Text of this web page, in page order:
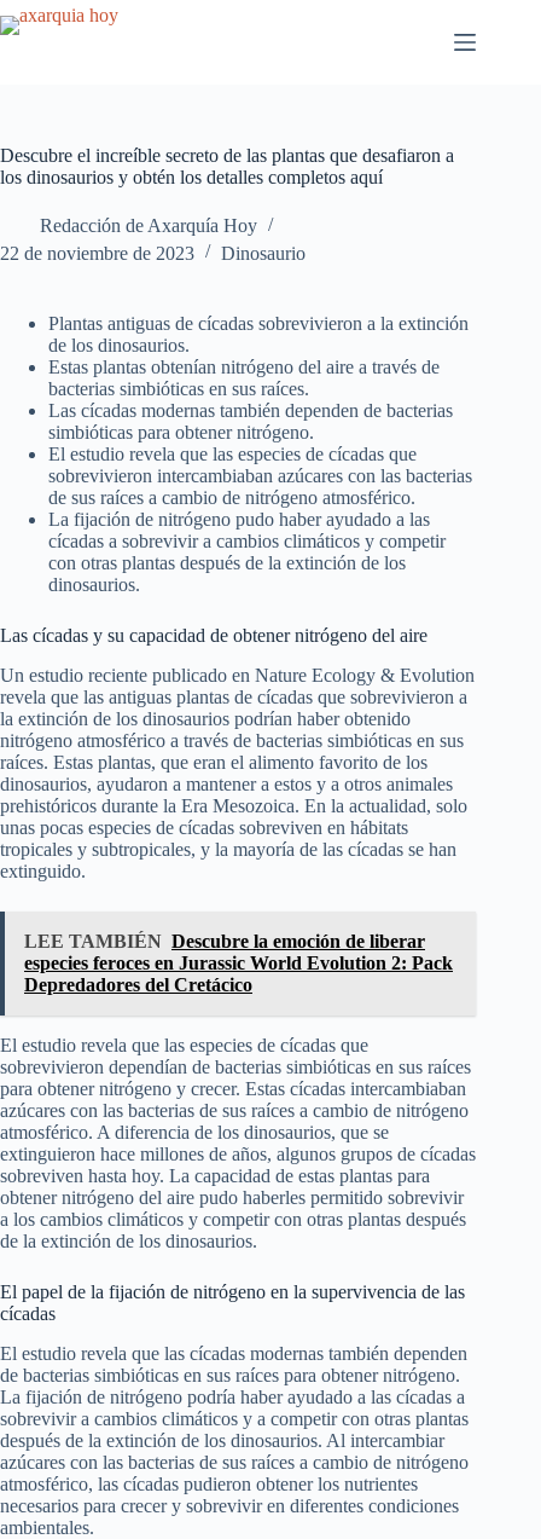
Saltar
al
Descubre el increíble secreto de las plantas que desafiaron a
los dinosaurios y obtén los detalles completos aquí
Redacción de Axarquía Hoy
22 de noviembre de 2023
Dinosaurio
Plantas antiguas de cícadas sobrevivieron a la extinción
de los dinosaurios.
Estas plantas obtenían nitrógeno del aire a través de
bacterias simbióticas en sus raíces.
Las cícadas modernas también dependen de bacterias
simbióticas para obtener nitrógeno.
El estudio revela que las especies de cícadas que
sobrevivieron intercambiaban azúcares con las bacterias
de sus raíces a cambio de nitrógeno atmosférico.
La fijación de nitrógeno pudo haber ayudado a las
cícadas a sobrevivir a cambios climáticos y competir
con otras plantas después de la extinción de los
dinosaurios.
Las cícadas y su capacidad de obtener nitrógeno del aire
Un estudio reciente publicado en Nature Ecology & Evolution
revela que las antiguas plantas de cícadas que sobrevivieron a
la extinción de los dinosaurios podrían haber obtenido
nitrógeno atmosférico a través de bacterias simbióticas en sus
raíces. Estas plantas, que eran el alimento favorito de los
dinosaurios, ayudaron a mantener a estos y a otros animales
prehistóricos durante la Era Mesozoica. En la actualidad, solo
unas pocas especies de cícadas sobreviven en hábitats
tropicales y subtropicales, y la mayoría de las cícadas se han
extinguido.
LEE TAMBIÉN Descubre la emoción de liberar
especies feroces en Jurassic World Evolution 2: Pack
Depredadores del Cretácico
El estudio revela que las especies de cícadas que
sobrevivieron dependían de bacterias simbióticas en sus raíces
para obtener nitrógeno y crecer. Estas cícadas intercambiaban
azúcares con las bacterias de sus raíces a cambio de nitrógeno
atmosférico. A diferencia de los dinosaurios, que se
extinguieron hace millones de años, algunos grupos de cícadas
sobreviven hasta hoy. La capacidad de estas plantas para
obtener nitrógeno del aire pudo haberles permitido sobrevivir
a los cambios climáticos y competir con otras plantas después
de la extinción de los dinosaurios.
El papel de la fijación de nitrógeno en la supervivencia de las
cícadas
El estudio revela que las cícadas modernas también dependen
de bacterias simbióticas en sus raíces para obtener nitrógeno.
La fijación de nitrógeno podría haber ayudado a las cícadas a
sobrevivir a cambios climáticos y a competir con otras plantas
después de la extinción de los dinosaurios. Al intercambiar
azúcares con las bacterias de sus raíces a cambio de nitrógeno
atmosférico, las cícadas pudieron obtener los nutrientes
necesarios para crecer y sobrevivir en diferentes condiciones
ambientales.